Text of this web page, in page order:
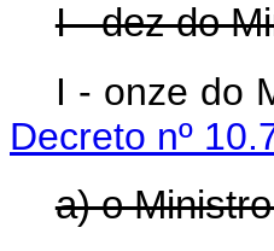
I - dez do
I - onze do
Decreto nº
a) o